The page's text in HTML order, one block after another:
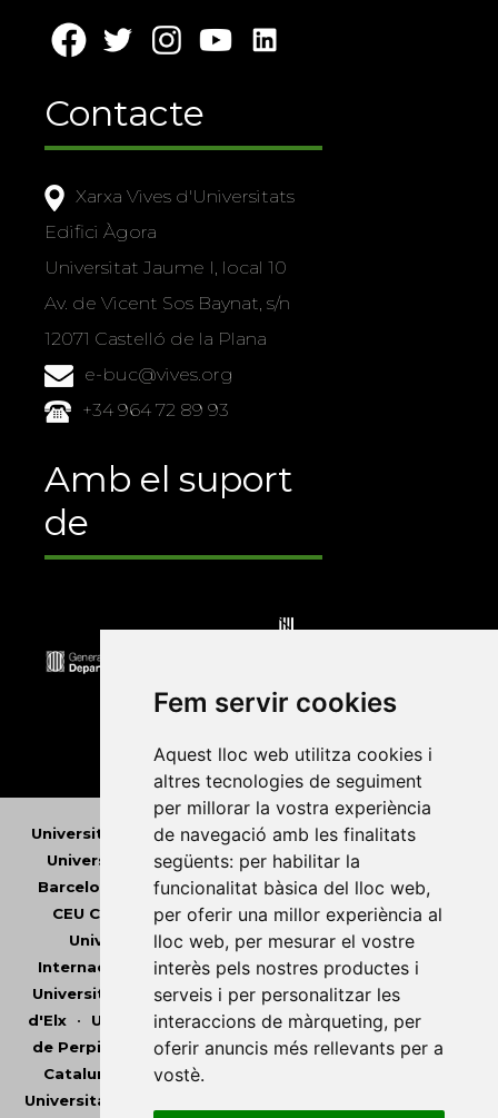
Fem servir cookies
Aquest lloc web utilitza cookies i
altres tecnologies de seguiment
per millorar la vostra experiència
de navegació amb les finalitats
següents: per habilitar la
funcionalitat bàsica del lloc web,
per oferir una millor experiència al
lloc web, per mesurar el vostre
interès pels nostres productes i
serveis i per personalitzar les
interaccions de màrqueting, per
oferir anuncis més rellevants per a
vostè.
Contacte
Xarxa Vives d'Universitats
Edifici Àgora
Universitat Jaume I, local 10
Av. de Vicent Sos Baynat, s/n
12071 Castelló de la Plana
e-buc@vives.org
+34 964 72 89 93
Amb el suport
de
Universitat Abat Oliba CEU•Universitat d'Alacant
Universitat d'Andorra•Universitat Autònoma de
Barcelona
Universitat de Barcelona•Universitat
CEU Cardenal Herrera•Universitat de Girona •
Universitat de les Illes Balears• Universitat
Internacional de Catalunya•Universitat Jaume I
Universitat de Lleida• Universitat Miguel Hernández
d'Elx• Universitat Oberta de Catalunya•Universitat
de Perpinyà Via Domitia•Universitat Politècnica de
Catalunya
Universitat Politècnica de València
Universitat Pompeu Fabra